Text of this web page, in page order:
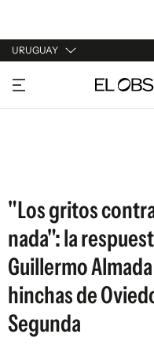
URUGUAY
URUGUAY
ARGENTINA
"Los gritos
nada": la
Guillermo
hinchas de
Segunda